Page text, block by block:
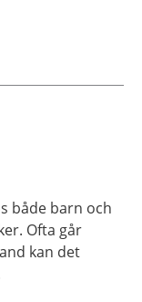
både barn och
Ofta går
kan det